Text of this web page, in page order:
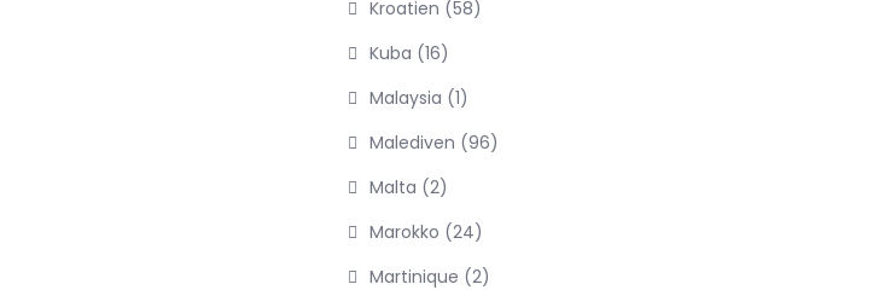
Kroatien (58)
Kuba (16)
Malaysia (1)
Malediven (96)
Malta (2)
Marokko (24)
Martinique (2)